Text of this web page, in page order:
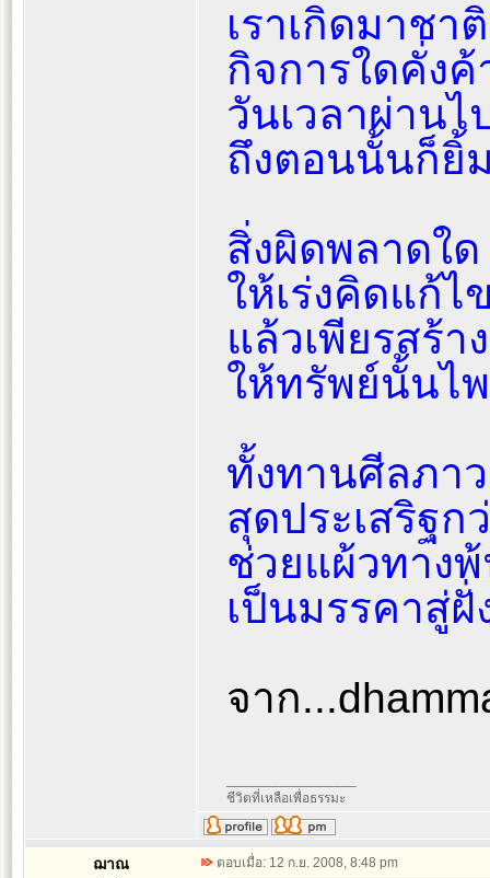
เราเกิดมาช
กิจการใดคั่งค้
วันเวลาผ่าน
ถึงตอนนั้นก็ยิ้
สิ่งผิดพลาดใ
ให้เร่งคิดแก้ไ
แล้วเพียรสร้
ให้ทรัพย์นั้นไ
ทั้งทานศีลภา
สุดประเสริฐ
ช่วยแผ้วทาง
เป็นมรรคาสู่
จาก
ชีวิตที่เหลือเพื่อธรรมะ
ฌาณ ตอบเมื่อ: 12 ก.ย. 2008, 8:48 pm